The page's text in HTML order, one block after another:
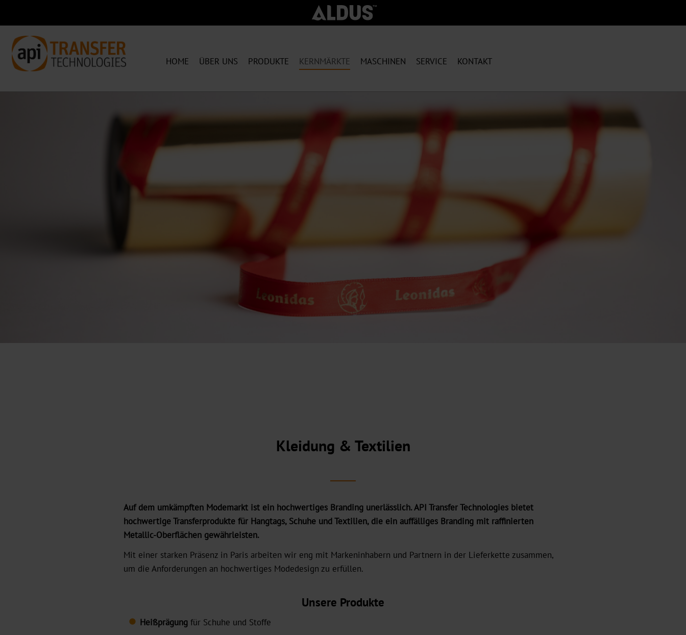
HOME ÜBER UNS PRODUKTE KERNMÄRKTE MASCHINEN SERVICE KONTAKT
Kleidung & Textilien
Auf dem umkämpften Modemarkt ist ein hochwertiges Branding unerlässlich. API Transfer Technologies bietet
hochwertige Transferprodukte für Hangtags, Schuhe und Textilien, die ein auffälliges Branding mit raffinierten
Metallic-Oberflächen gewährleisten.
Mit einer starken Präsenz in Paris arbeiten wir eng mit Markeninhabern und Partnern in der Lieferkette zusammen,
um die Anforderungen an hochwertiges Modedesign zu erfüllen.
Unsere Produkte
Heißprägung für Schuhe und Stoffe